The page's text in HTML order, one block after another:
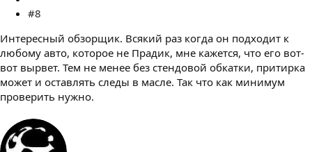
#8
Интересный обзорщик. Всякий раз когда он подходит к
любому авто, которое не Прадик, мне кажется, что его вот-
вот вырвет. Тем не менее без стендовой обкатки, притирка
может и оставлять следы в масле. Так что как минимум
проверить нужно.